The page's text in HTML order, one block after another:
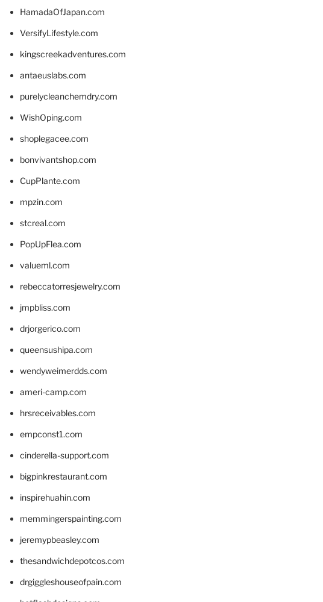
HamadaOfJapan.com
VersifyLifestyle.com
kingscreekadventures.com
antaeuslabs.com
purelycleanchemdry.com
WishOping.com
shoplegacee.com
bonvivantshop.com
CupPlante.com
mpzin.com
stcreal.com
PopUpFlea.com
valueml.com
rebeccatorresjewelry.com
jmpbliss.com
drjorgerico.com
queensushipa.com
wendyweimerdds.com
ameri-camp.com
hrsreceivables.com
empconst1.com
cinderella-support.com
bigpinkrestaurant.com
inspirehuahin.com
memmingerspainting.com
jeremypbeasley.com
thesandwichdepotcos.com
drgiggleshouseofpain.com